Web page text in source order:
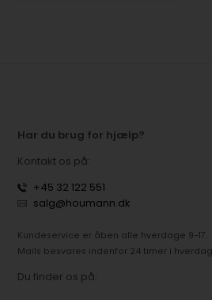
Har du brug for hjælp?
Kontakt os på:
+45 32 122 551
salg@houmann.dk
Kundeservice er åben alle hverdage 9-17.
Mails besvares indenfor 24 timer i
Du finder os på: